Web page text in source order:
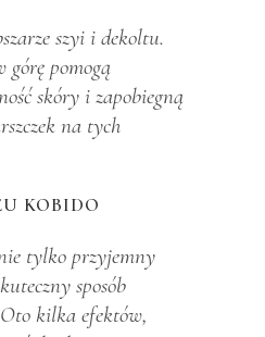
szyi i dekoltu.
pomogą
skóry i zapobiegną
na tych
KOBIDO
tylko przyjemny
sposób
kilka efektów,